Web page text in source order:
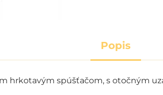
Popis
hrkotavým spúšťačom, s otočným